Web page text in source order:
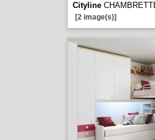
Cityline
[2 image(s)]